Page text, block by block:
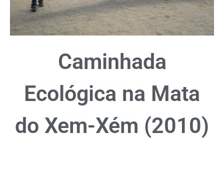
Caminhada
Ecológica na Mata
do Xem-Xém (2010)